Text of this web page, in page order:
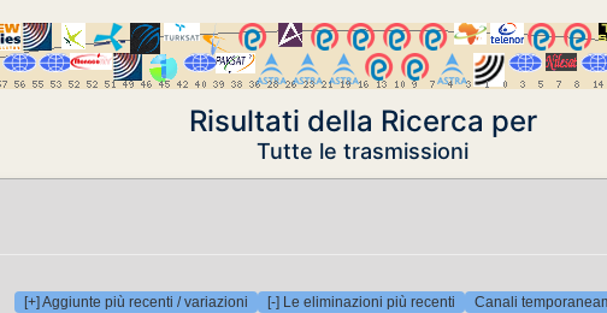
Risultati della Ricerca per
Tutte le trasmissioni
[+] Aggiunte più recenti / variazioni [-] Le eliminazioni più recenti Canali